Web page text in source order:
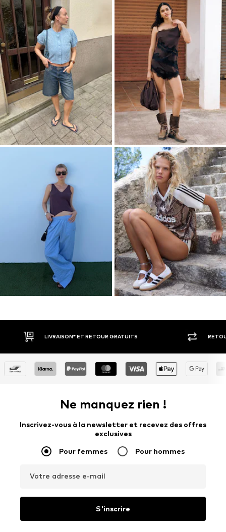
RETOUR SOUS 30 JOURS
Ne manquez rien !
Inscrivez-vous à la newsletter et recevez des offres
exclusives
Pour femmes Pour hommes
Votre adresse e-mail
S'inscrire